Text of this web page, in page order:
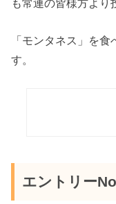
も常連の皆様方より
「モンタネス」を
す。
エントリー